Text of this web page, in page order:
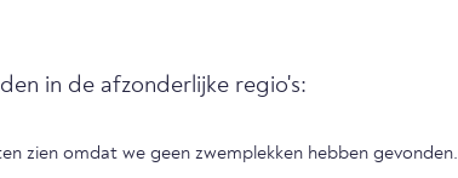
in de afzonderlijke regio's:
zien omdat we geen zwemplekken hebben gevonden.